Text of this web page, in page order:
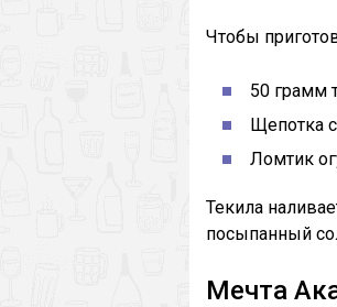
Чтобы
50 грамм
Щепотка
Ломтик
Текила
посыпанный
Мечта